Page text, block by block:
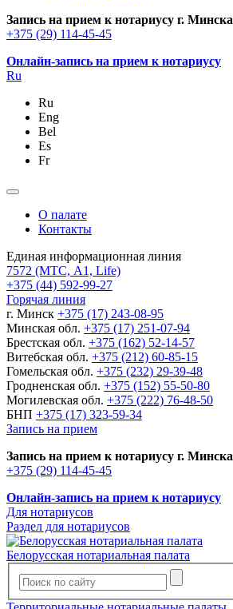
Запись на прием к нотариусу г. Минска
+375 (29) 114-45-45
Онлайн-запись на прием к нотариусу
Ru
Ru
Eng
Bel
Es
Fr
О палате
Контакты
Единая информационная линия
7572 (МТС, A1, Life)
+375 (44) 592-99-27
Горячая линия
г. Минск +375 (17) 243-08-95
Минская обл. +375 (17) 251-07-94
Брестская обл. +375 (162) 52-14-57
Витебская обл. +375 (212) 60-85-15
Гомельская обл. +375 (232) 29-39-48
Гродненская обл. +375 (152) 55-50-80
Могилевская обл. +375 (222) 76-48-50
БНП +375 (17) 323-59-34
Запись на прием
Запись на прием к нотариусу г. Минска
+375 (29) 114-45-45
Онлайн-запись на прием к нотариусу
Для нотариусов
Раздел для нотариусов
Белорусская нотариальная палата